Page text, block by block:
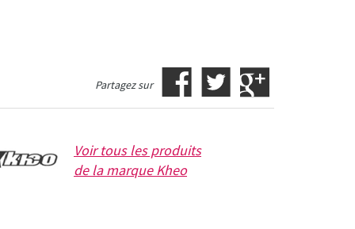
Partagez sur
Voir tous les produits
de la marqueKheo